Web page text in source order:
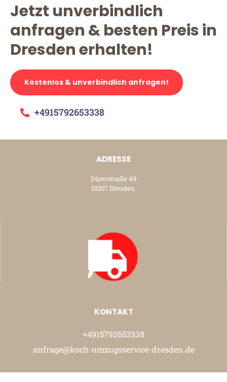
Jetzt unverbindlich
anfragen & besten Preis in
Dresden erhalten!
Kostenlos & unverbindlich anfragen!
+4915792653338
ADRESSE
Dürerstraße 49
01307 Dresden
KONTAKT
+4915792653338
anfrage@koch-umzugsservice-dresden.de